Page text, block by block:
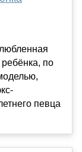
по
певца